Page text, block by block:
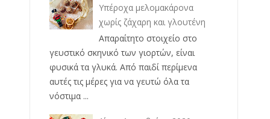
Υπέροχα μελομακάρονα
χωρίς ζάχαρη και γλουτένη
Απαραίτητο στοιχείο στο
γευστικό σκηνικό των γιορτών, είναι
φυσικά τα γλυκά. Από παιδί περίμενα
αυτές τις μέρες για να γευτώ όλα τα
νόστιμα ...